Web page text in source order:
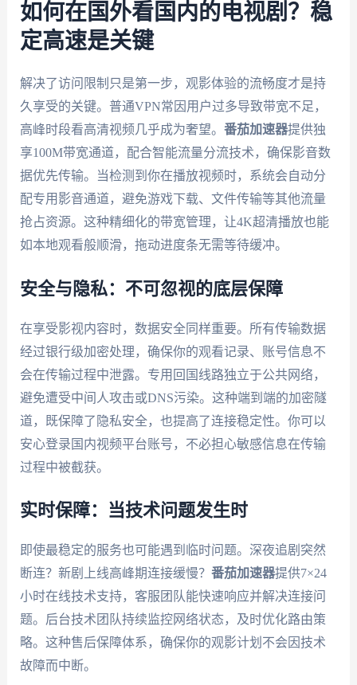
如何在国外看国内的电视剧？稳
定高速是关键
解决了访问限制只是第一步，观影体验的流畅度才是持
久享受的关键。普通VPN常因用户过多导致带宽不足，
高峰时段看高清视频几乎成为奢望。 番茄加速器提供独
享100M带宽通道，配合智能流量分流技术，确保影音数
据优先传输。当检测到你在播放视频时，系统会自动分
配专用影音通道，避免游戏下载、文件传输等其他流量
抢占资源。这种精细化的带宽管理，让4K超清播放也能
如本地观看般顺滑，拖动进度条无需等待缓冲。
安全与隐私：不可忽视的底层保障
在享受影视内容时，数据安全同样重要。所有传输数据
经过银行级加密处理，确保你的观看记录、账号信息不
会在传输过程中泄露。专用回国线路独立于公共网络，
避免遭受中间人攻击或DNS污染。这种端到端的加密隧
道，既保障了隐私安全，也提高了连接稳定性。你可以
安心登录国内视频平台账号，不必担心敏感信息在传输
过程中被截获。
实时保障：当技术问题发生时
即使最稳定的服务也可能遇到临时问题。深夜追剧突然
断连？新剧上线高峰期连接缓慢？ 番茄加速器提供7×24
小时在线技术支持，客服团队能快速响应并解决连接问
题。后台技术团队持续监控网络状态，及时优化路由策
略。这种售后保障体系，确保你的观影计划不会因技术
故障而中断。